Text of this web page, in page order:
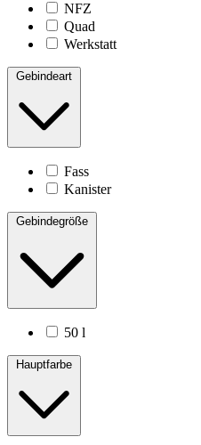
NFZ
Quad
Werkstatt
Gebindeart
Fass
Kanister
Gebindegröße
50 l
Hauptfarbe